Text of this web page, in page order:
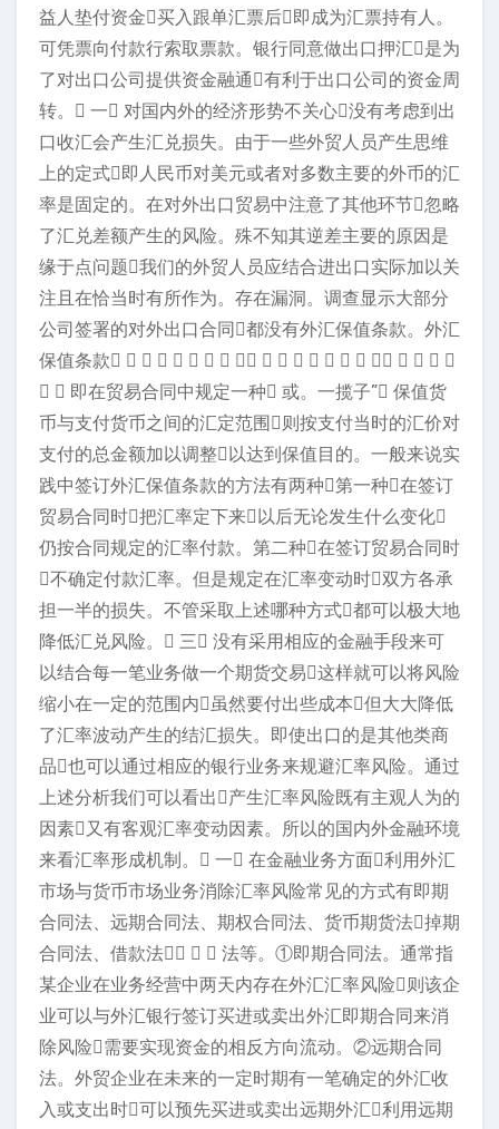
益人垫付资金买入跟单汇票后即成为汇票持有人。
可凭票向付款行索取票款。银行同意做出口押汇是为
了对出口公司提供资金融通有利于出口公司的资金周
转。 一 对国内外的经济形势不关心没有考虑到出
口收汇会产生汇兑损失。由于一些外贸人员产生思维
上的定式即人民币对美元或者对多数主要的外币的汇
率是固定的。在对外出口贸易中注意了其他环节忽略
了汇兑差额产生的风险。殊不知其逆差主要的原因是
缘于点问题我们的外贸人员应结合进出口实际加以关
注且在恰当时有所作为。存在漏洞。调查显示大部分
公司签署的对外出口合同都没有外汇保值条款。外汇
保值条款                    
  即在贸易合同中规定一种 或。一揽子” 保值货
币与支付货币之间的汇定范围则按支付当时的汇价对
支付的总金额加以调整以达到保值目的。一般来说实
践中签订外汇保值条款的方法有两种第一种在签订
贸易合同时把汇率定下来以后无论发生什么变化
仍按合同规定的汇率付款。第二种在签订贸易合同时
不确定付款汇率。但是规定在汇率变动时双方各承
担一半的损失。不管采取上述哪种方式都可以极大地
降低汇兑风险。 三 没有采用相应的金融手段来可
以结合每一笔业务做一个期货交易这样就可以将风险
缩小在一定的范围内虽然要付出些成本但大大降低
了汇率波动产生的结汇损失。即使出口的是其他类商
品也可以通过相应的银行业务来规避汇率风险。通过
上述分析我们可以看出产生汇率风险既有主观人为的
因素又有客观汇率变动因素。所以的国内外金融环境
来看汇率形成机制。 一 在金融业务方面利用外汇
市场与货币市场业务消除汇率风险常见的方式有即期
合同法、远期合同法、期权合同法、货币期货法掉期
合同法、借款法   法等。①即期合同法。通常指
某企业在业务经营中两天内存在外汇汇率风险则该企
业可以与外汇银行签订买进或卖出外汇即期合同来消
除风险需要实现资金的相反方向流动。②远期合同
法。外贸企业在未来的一定时期有一笔确定的外汇收
入或支出时可以预先买进或卖出远期外汇利用远期